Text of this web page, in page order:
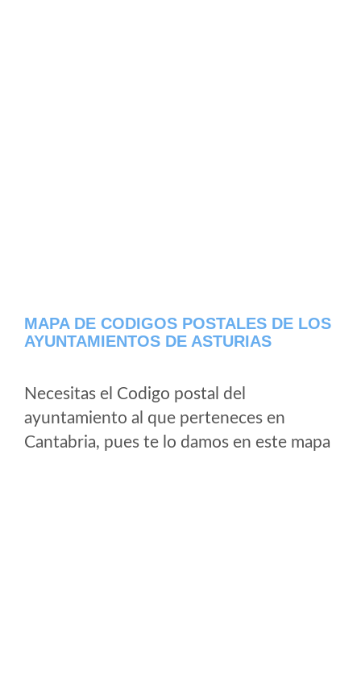
MAPA DE CODIGOS POSTALES DE LOS
AYUNTAMIENTOS DE ASTURIAS
Necesitas el Codigo postal del
ayuntamiento al que perteneces en
Cantabria, pues te lo damos en este mapa